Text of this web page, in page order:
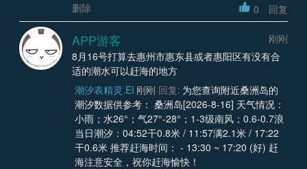
删除
0 回复
APP游客
刚刚
8月16号打算去惠州市惠东县或者惠阳区有没有合
适的潮水可以赶海的地方
潮汐表精灵.EI 刚刚 回复: 为您查询附近桑洲岛的
潮汐数据供参考： 桑洲岛[2026-8-16] 天气情况：
小雨；水26°；气27°-28°；1-3级南风；0.6-0.7浪
当日潮汐：04:52干0.8米 / 11:57满2.1米 / 17:22
干0.6米 推荐赶海时间： - 13:30 ~ 17:20 (好) 赶
海注意安全，祝你赶海愉快！